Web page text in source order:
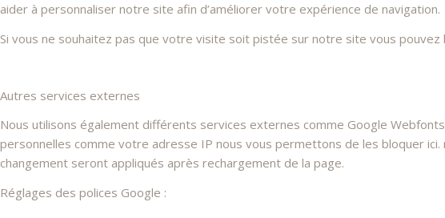
aider à personnaliser notre site afin d’améliorer votre expérience de navigation.
Si vous ne souhaitez pas que votre visite soit pistée sur notre site vous
Autres services externes
Nous utilisons également différents services externes comme Google
personnelles comme votre adresse IP nous vous permettons de les bloquer
changement seront appliqués après rechargement de la page.
Réglages des polices Google :